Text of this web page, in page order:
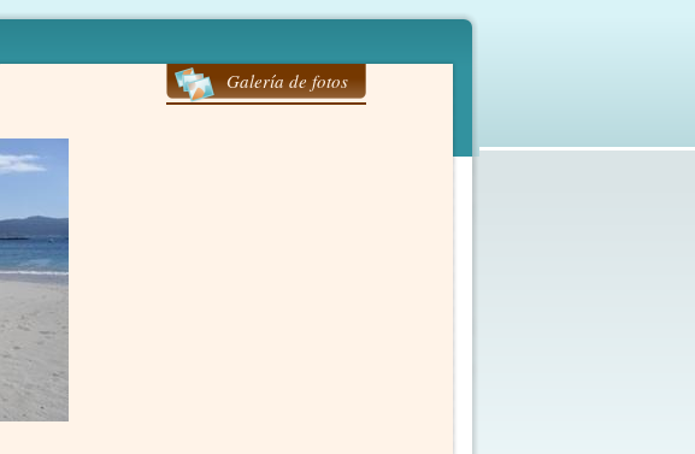
Galería de fotos